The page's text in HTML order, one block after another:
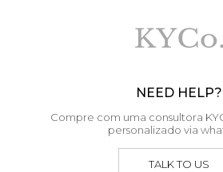
NEED HELP?
Compre com uma consultora
personalizado via
TALK TO US